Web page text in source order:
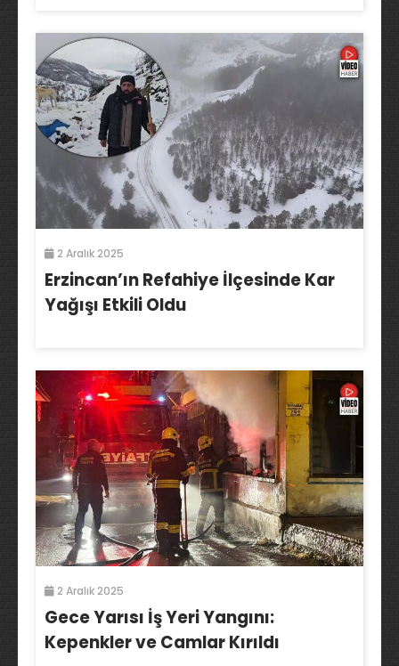
2 Aralık 2025
Erzincan’ın Refahiye İlçesinde Kar
Yağışı Etkili Oldu
2 Aralık 2025
Gece Yarısı İş Yeri Yangını:
Kepenkler ve Camlar Kırıldı